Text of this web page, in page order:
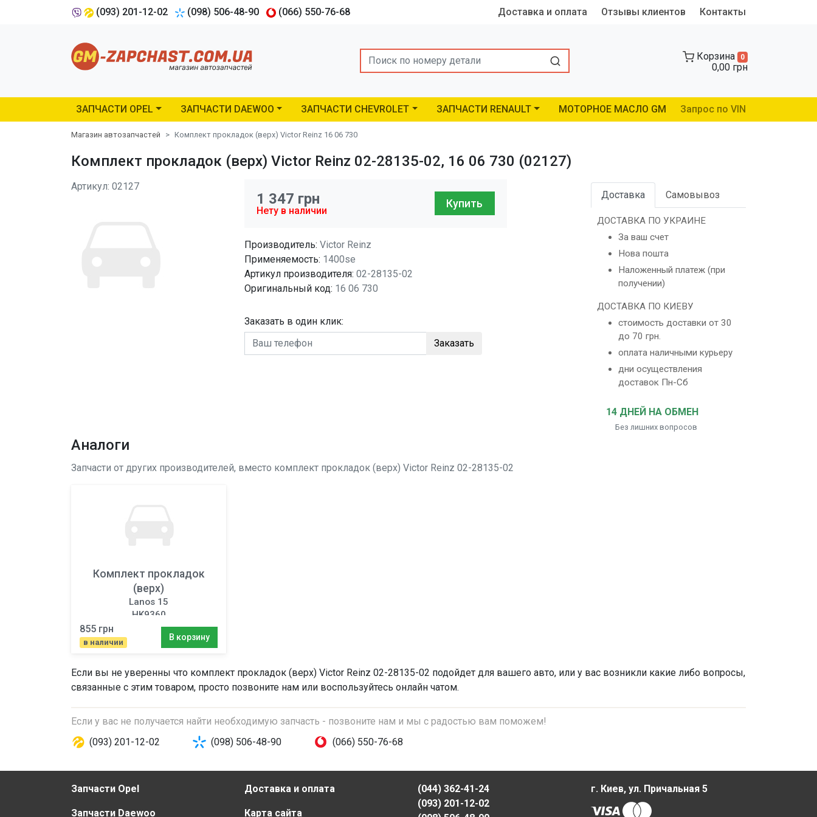
(093) 201-12-02 (098) 506-48-90 (066) 550-76-68 Доставка и оплата Отзывы клиентов Контакты
Search Корзина 0
0,00 грн
ЗАПЧАСТИ OPEL ЗАПЧАСТИ DAEWOO ЗАПЧАСТИ CHEVROLET ЗАПЧАСТИ RENAULT МОТОРНОЕ МАСЛО GM Запрос по VIN
Магазин автозапчастей Комплект прокладок (верх) Victor Reinz 16 06 730
Комплект прокладок (верх) Victor Reinz 02-28135-02, 16 06 730 (02127)
Артикул: 02127
1 347 грн
Нету в наличии
Купить
Производитель: Victor Reinz
Применяемость: 1400se
Артикул производителя: 02-28135-02
Оригинальный код: 16 06 730
Заказать в один клик:
Заказать
Доставка Самовывоз
ДОСТАВКА ПО УКРАИНЕ
За ваш счет
Нова пошта
Наложенный платеж (при
получении)
ДОСТАВКА ПО КИЕВУ
стоимость доставки от 30
до 70 грн.
оплата наличными курьеру
дни осуществления
доставок Пн-Сб
14 ДНЕЙ НА ОБМЕН
Без лишних вопросов
Аналоги
Запчасти от других производителей, вместо комплект прокладок (верх) Victor Reinz 02-28135-02
Комплект прокладок
(верх)
Lanos 15
HK9360
855 грн
в наличии
В корзину
Если вы не уверенны что комплект прокладок (верх) Victor Reinz 02-28135-02 подойдет для вашего авто, или у вас возникли какие либо вопросы,
связанные с этим товаром, просто позвоните нам или воспользуйтесь онлайн чатом.
Если у вас не получается найти необходимую запчасть - позвоните нам и мы с радостью вам поможем!
(093) 201-12-02
(098) 506-48-90 (066) 550-76-68
Запчасти Opel
Запчасти Daewoo
Доставка и оплата
Карта сайта
(044) 362-41-24
(093) 201-12-02
г. Киев, ул. Причальная 5